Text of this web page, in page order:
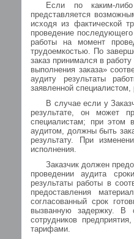
Если по каким-
представляется
исходя из фактической
проведение
работы на момент
трудоемкостью. По
заказ принимался в
выполнения заказа»
аудиту результаты
заявленной
В случае если у
результате, он может
специалистам; при этом
аудитом, должны быть
результату. При
исполнения.
Заказчик должен
проведении аудита
результаты работы в
предоставления
согласованный срок
вызванную задержку. В
сотрудников
тарифами.